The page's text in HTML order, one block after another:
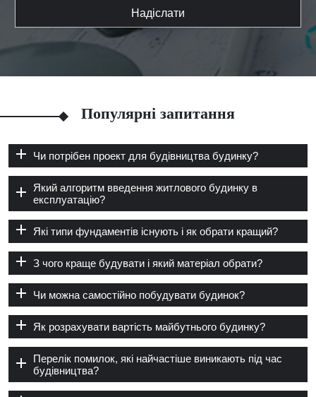
Надіслати
Популярні запитання
Чи потрібен проект для будівництва будинку?
Який алгоритм введення житлового будинку в
експлуатацію?
Які типи фундаментів існують і як обрати кращий?
З чого краще будувати і який матеріал обрати?
Чи можна самостійно побудувати будинок?
Як розрахувати вартість майбутнього будинку?
Перелік помилок, які найчастіше виникають під час
будівництва?